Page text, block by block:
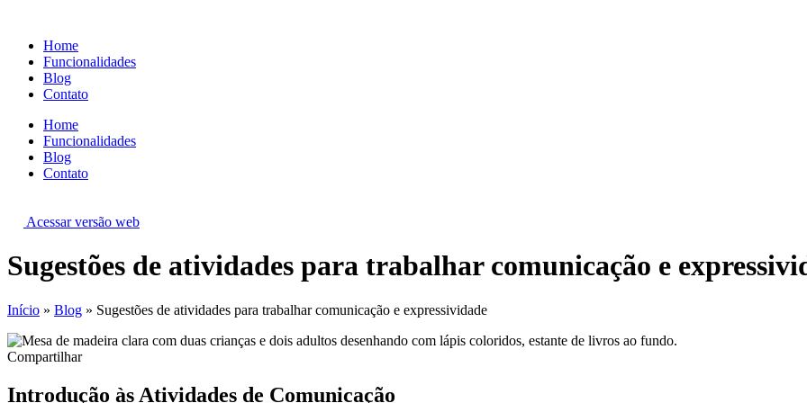
conteúdo
Home
Funcionalidades
Blog
Contato
Home
Funcionalidades
Blog
Contato
Acessar versão web
Sugestões de atividades para trabalhar comunicação e
Início » Blog » Sugestões de atividades para trabalhar comunicação e expressividade
Compartilhar
Introdução às Atividades de Comunicação